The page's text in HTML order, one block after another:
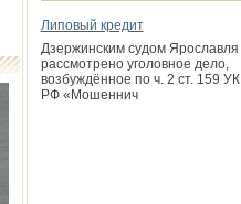
Липовый кредит
Дзержинским судом Ярославля
рассмотрено уголовное дело,
возбуждённое по ч. 2 ст. 159 УК
РФ «Мошеннич